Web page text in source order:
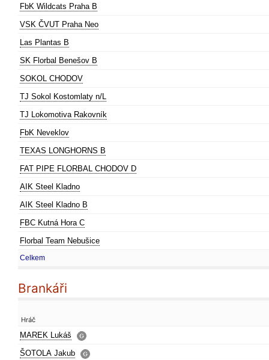
FbK Wildcats Praha B
VSK ČVUT Praha Neo
Las Plantas B
SK Florbal Benešov B
SOKOL CHODOV
TJ Sokol Kostomlaty n/L
TJ Lokomotiva Rakovník
FbK Neveklov
TEXAS LONGHORNS B
FAT PIPE FLORBAL CHODOV D
AIK Steel Kladno
AIK Steel Kladno B
FBC Kutná Hora C
Florbal Team Nebušice
Celkem
Brankáři
Hráč
MAREK Lukáš
ŠOTOLA Jakub